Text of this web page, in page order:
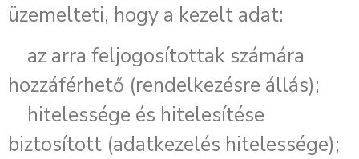
üzemelteti, hogy a kezelt adat:
az arra feljogosítottak számára
hozzáférhető (rendelkezésre állás);
hitelessége és hitelesítése
biztosított (adatkezelés hitelessége);